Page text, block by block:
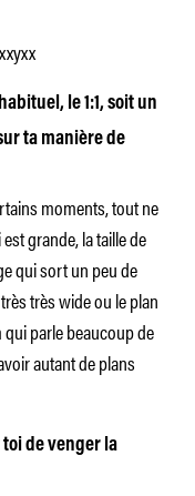
le 1:1, soit un
ta manière de
moments, tout ne
grande, la taille de
qui sort un peu de
très wide ou le plan
qui parle beaucoup de
autant de plans
de venger la